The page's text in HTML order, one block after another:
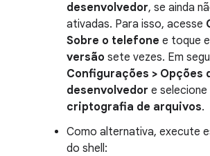
desenvolvedor, se ainda
ativadas. Para isso, acesse
Sobre o telefone e toque
versão sete vezes. Em
Configurações > Opções
desenvolvedor e selecione
criptografia de arquivos.
Como alternativa, execute
do shell: